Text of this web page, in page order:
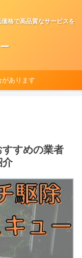
格で高品質なサービスを
があります
すめの業者
介